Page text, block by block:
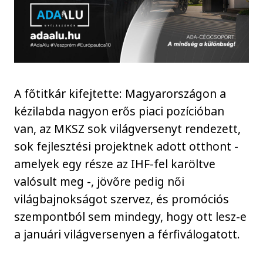
A főtitkár kifejtette: Magyarországon a
kézilabda nagyon erős piaci pozícióban
van, az MKSZ sok világversenyt rendezett,
sok fejlesztési projektnek adott otthont -
amelyek egy része az IHF-fel karöltve
valósult meg -, jövőre pedig női
világbajnokságot szervez, és promóciós
szempontból sem mindegy, hogy ott lesz-e
a januári világversenyen a férfiválogatott.